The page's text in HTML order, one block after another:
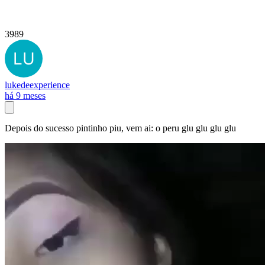
3989
lukedeexperience
há 9 meses
Depois do sucesso pintinho piu, vem ai: o peru glu glu glu glu